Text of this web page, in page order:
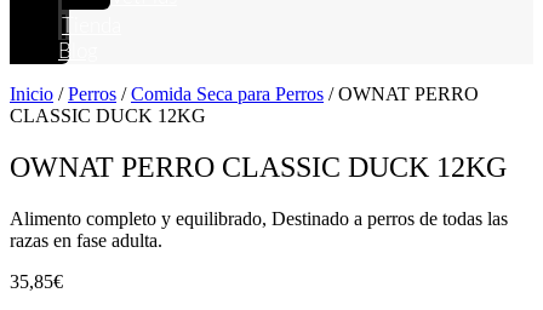
Blog
Inicio /Perros /Comida Seca para Perros / OWNAT PERRO
CLASSIC DUCK 12KG
OWNAT PERRO CLASSIC DUCK 12KG
Alimento completo y equilibrado, Destinado a perros de todas las
razas en fase adulta.
35,85€